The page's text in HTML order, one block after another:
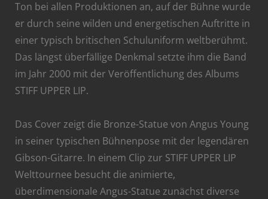
Ton bei allen Produktionen an, auf der Bühne wurde
er durch seine wilden und energetischen Auftritte in
einer typisch britischen Schuluniform weltberühmt.
Das längst überfällige Denkmal setzte ihm die Band
im Jahr 2000 mit der Veröffentlichung des Albums
STIFF UPPER LIP.
Das Cover zeigt die Bronze-Statue von Angus Young
in seiner typischen Bühnenpose mit der legendären
Gibson-Gitarre. In einem Clip zur STIFF UPPER LIP
Welttournee besucht die animierte,
überdimensionale Angus-Statue zunächst diverse